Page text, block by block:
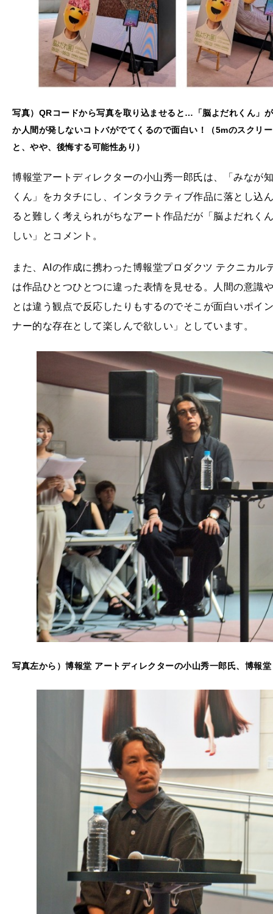
写真）QRコードから写真を取り込ませると…「脳よだれくん」
か人間が発しないコトバがでてくるので面白い！（5mのスクリ
と、やや、後悔する可能性あり）
博報堂アートディレクターの小山秀一郎氏は、「みなが
くん」をカタチにし、インタラクティブ作品に落とし込
ると難しく考えられがちなアート作品だが「脳よだれく
しい」とコメント。
また、AIの作成に携わった博報堂プロダクツ テクニカ
は作品ひとつひとつに違った表情を見せる。人間の意識
とは違う観点で反応したりもするのでそこが面白いポイ
ナー的な存在として楽しんで欲しい」としています。
写真左から）博報堂 アートディレクターの小山秀一郎氏、博報